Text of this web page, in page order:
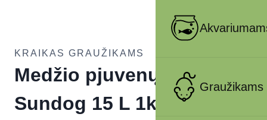
Graužikams
KRAIKAS GRAUŽIKAMS
Medžio pjuvenų kraikas
Sundog 15 L 1kg citrinų